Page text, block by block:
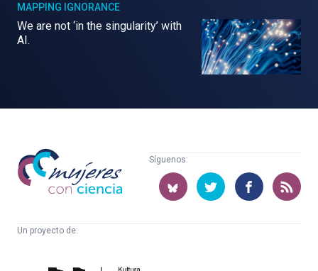
MAPPING IGNORANCE
We are not ‘in the singularity’ with
AI.
Mujeres
con
ciencia
Síguenos:
Un proyecto de: